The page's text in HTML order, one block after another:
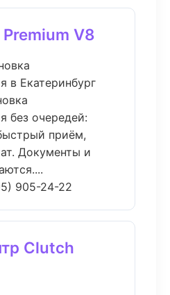
V8
в Екатеринбург
без очередей:
приём,
Документы и
905-24-22
Clutch